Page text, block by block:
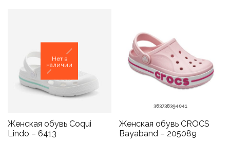
Нет в
наличии
Женская обувь Coqui
Lindo – 6413
363738394041
Женская обувь CROCS
Bayaband – 205089